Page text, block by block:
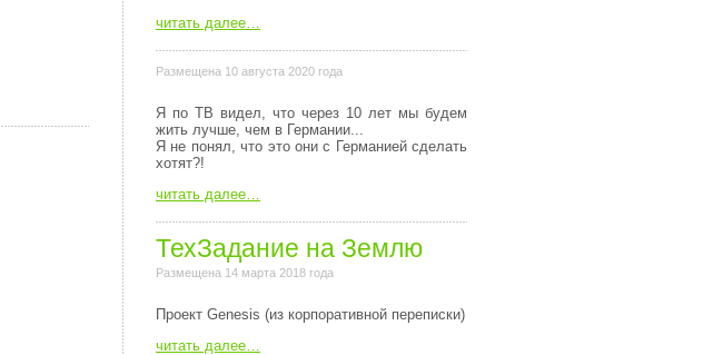
читать далее…
Размещена 10 августа 2020 года
Я по ТВ видел, что через 10 лет мы будем
жить лучше, чем в Германии...
Я не понял, что это они с Германией сделать
хотят?!
читать далее…
ТехЗадание на Землю
Размещена 14 марта 2018 года
Пpоект Genesis (из коpпоpативной пеpеписки)
читать далее…